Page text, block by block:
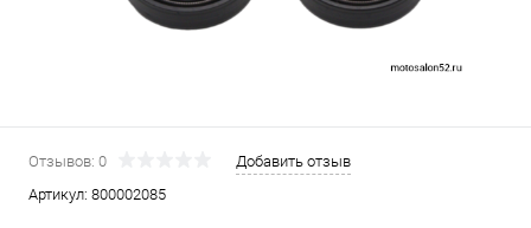
Отзывов: 0
Добавить отзыв
Артикул: 800002085